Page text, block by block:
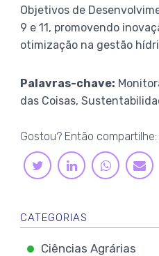
Objetivos de
9 e 11, promovendo
otimização na gestão
Palavras-chave:
das Coisas,
Gostou? Então compartilhe:
TWITTERLINKEDIN
E-
CATEGORIAS
Ciências Agrárias